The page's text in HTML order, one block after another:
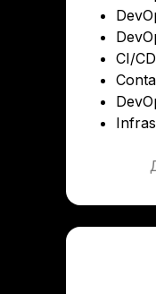
CI/